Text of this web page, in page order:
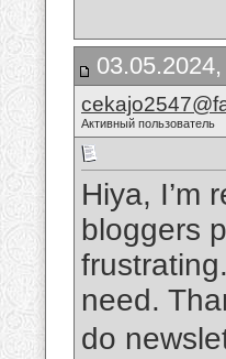
Активный пользователь
Hiya, I’m
bloggers
need.
do